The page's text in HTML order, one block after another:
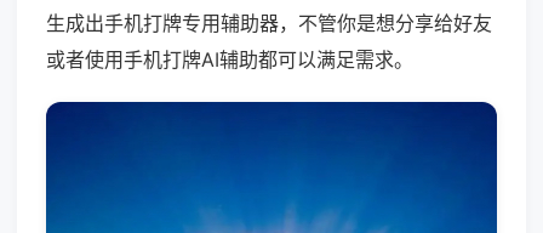
生成出手机打牌专用辅助器，不管你是想分享给好友
或者使用手机打牌AI辅助都可以满足需求。